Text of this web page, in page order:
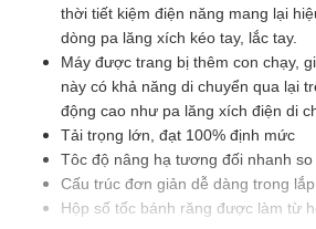
thời tiết kiệm điện năng mang lại
dòng pa lăng xích kéo tay, lắc tay.
Máy được trang bị thêm con chạy,
này có khả năng di chuyển qua lại
động cao như pa lăng xích điện di
Tải trọng lớn, đạt 100% định mức
Tôc độ nâng hạ tương đối nhanh
Cấu trúc đơn giản dễ dàng trong
Hộp số tốc bánh răng được làm từ